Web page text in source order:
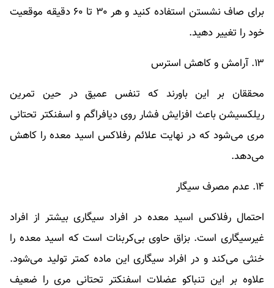
برای صاف نشستن استفاده کنید و هر ۳۰ تا ۶۰ دقیقه موقعیت
خود را تغییر دهید.
۱۳. آرامش و کاهش استرس
محققان بر این باورند که تنفس عمیق در حین تمرین
ریلکسیشن باعث افزایش فشار روی دیافراگم و اسفنکتر تحتانی
مری می‌شود که در نهایت علائم رفلاکس اسید معده را کاهش
می‌دهد.
۱۴. عدم مصرف سیگار
احتمال رفلاکس اسید معده در افراد سیگاری بیشتر از افراد
غیرسیگاری است. بزاق حاوی بی‌کربنات است که اسید معده را
خنثی می‌کند و در افراد سیگاری این ماده کمتر تولید می‌شود.
علاوه بر این تنباکو عضلات اسفنکتر تحتانی مری را ضعیف